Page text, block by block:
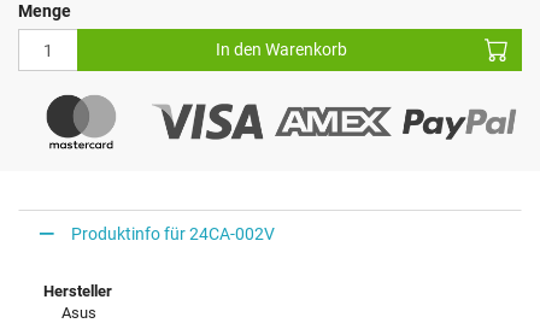
Menge
In den Warenkorb
Produktinfo für 24CA-002V
Hersteller
Asus